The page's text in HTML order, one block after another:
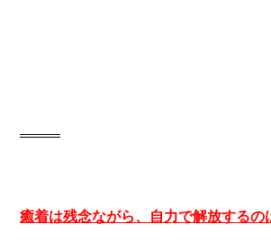
癒着は残念ながら、自力で解放するの